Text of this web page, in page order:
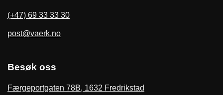
(+47) 69 33 33 30
post@vaerk.no
Besøk oss
Færgeportgaten 78B, 1632 Fredrikstad